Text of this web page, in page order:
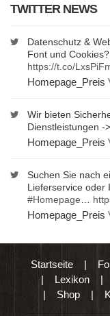
TWITTER NEWS
Datenschutz &
Font und
https://t.co/
Homepage_Preis
Wir bieten
Dienstleistungen ->
Homepage_Preis
Suchen Sie nach
Lieferservice oder
#Homepage
Homepage_Preis
Startseite|
| Lexikon |
| Shop |